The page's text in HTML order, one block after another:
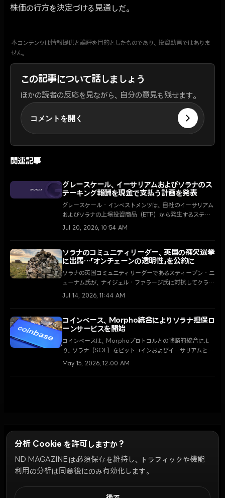
株価の行方を決定づける見通しだ。
本コンテンツは情報提供と論評を目的としたものであり、投資助言ではありま
せん。
この記事について話しましょう
ほかの読者の反応を見ながら、自分の意見も残せます。
コメントを開く
関連記事
グレースケール、イーサリアムおよびソラナのス
テーキング報酬を現金で支払う計画を発表
グレースケール・インベストメンツは、自社のイーサリアム
およびソラナの上場投資商品（ETP）から発生するステー
キング報酬を、投資家に対して定期的な現金で支払う計画
Jul 20, 2026, 10:54 AM
ソラナのコミュニティリーダー、英国の補欠選挙
に出馬…「オンチェーンの透明性」を公約に
ソラナの英国コミュニティリーダーであるスティーブン・ニ
ューナム氏が、ナイジェル・ファラージ氏に対抗してクラク
トン補欠選挙に出馬した。同氏はオンチェーンの透明性と
Jul 14, 2026, 11:44 AM
コインベース、Morpho統合によりソラナ担保ロ
ーンサービスを開始
コインベースは、Morphoプロトコルとの戦略的統合によ
り、ソラナ（SOL）をビットコインおよびイーサリアムと同
等の主要な担保資産へと格上げした。この措置により、米
May 15, 2026, 12:00 AM
倫理Discord Botsキャンペーンガイドコミュニティランキング プライバシー
利用規約Cookie 設定
分析 Cookie を許可しますか？
ND MAGAZINE は必須保存を維持し、トラフィックや機能
利用の分析は同意後にのみ有効化します。